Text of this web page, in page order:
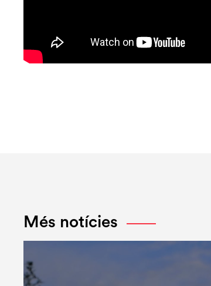
Més notícies